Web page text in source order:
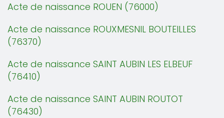
Acte de naissance ROUEN (76000)
Acte de naissance ROUXMESNIL BOUTEILLES
(76370)
Acte de naissance SAINT AUBIN LES ELBEUF
(76410)
Acte de naissance SAINT AUBIN ROUTOT
(76430)